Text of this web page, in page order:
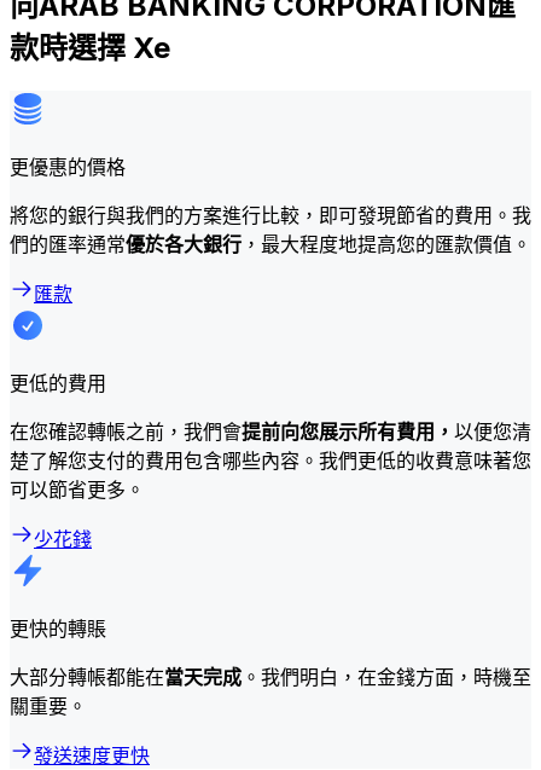
款時選擇 Xe
更優惠的價格
將您的銀行與我們的方案進行比較，即可發現節省的費用。我
們的匯率通常優於各大銀行 ，最大程度地提高您的匯款價值。
匯款
更低的費用
在您確認轉帳之前，我們會提前向您展示所有費用， 以便您清
楚了解您支付的費用包含哪些內容。我們更低的收費意味著您
可以節省更多。
少花錢
更快的轉賬
大部分轉帳都能在當天完成 。我們明白，在金錢方面，時機至
關重要。
發送速度更快